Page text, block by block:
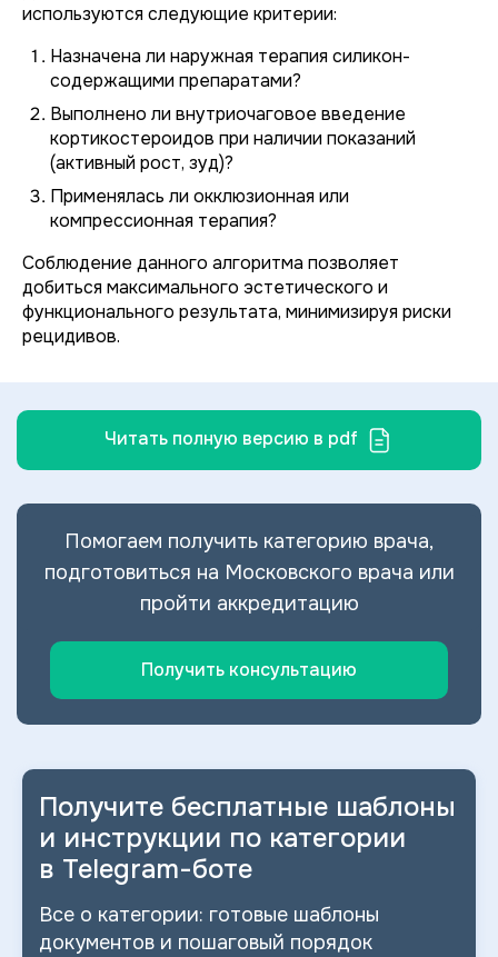
используются следующие критерии:
Назначена ли наружная терапия силикон-
содержащими препаратами?
Выполнено ли внутриочаговое введение
кортикостероидов при наличии показаний
(активный рост, зуд)?
Применялась ли окклюзионная или
компрессионная терапия?
Соблюдение данного алгоритма позволяет
добиться максимального эстетического и
функционального результата, минимизируя риски
рецидивов.
Читать полную версию в pdf
Помогаем получить категорию врача,
подготовиться на Московского врача или
пройти аккредитацию
Получить консультацию
Получите бесплатные шаблоны
и инструкции по категории
в Telegram-боте
Все о категории: готовые шаблоны
документов и пошаговый порядок